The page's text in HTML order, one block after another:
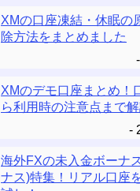
XMの口座凍結・休眠の
除方法をまとめました
XMのデモ口座まとめ！
ら利用時の注意点まで解
海外FXの未入金ボーナ
ナス)特集！リアル口座